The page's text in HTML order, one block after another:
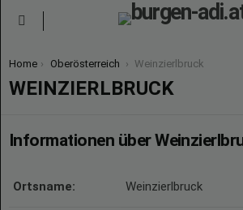
You are here:
Home Oberösterreich Weinzierlbruck
WEINZIERLBRUCK
Informationen über
Ortsname: Weinzierlbruck